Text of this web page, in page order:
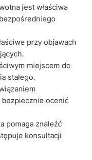
jest właściwa
przy objawach
miejscem do
stałego.
ocenić
pomaga znaleźć
konsultacji